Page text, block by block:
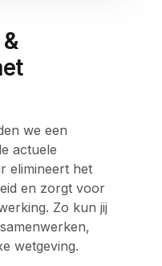
we een
actuele
elimineert het
en zorgt voor
Zo kun jij
wetgeving.